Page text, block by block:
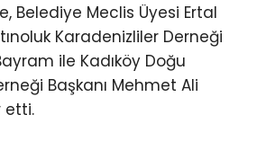
Belediye Meclis Üyesi Ertal
Karadenizliler Derneği
ile Kadıköy Doğu
Başkanı Mehmet Ali
etti.